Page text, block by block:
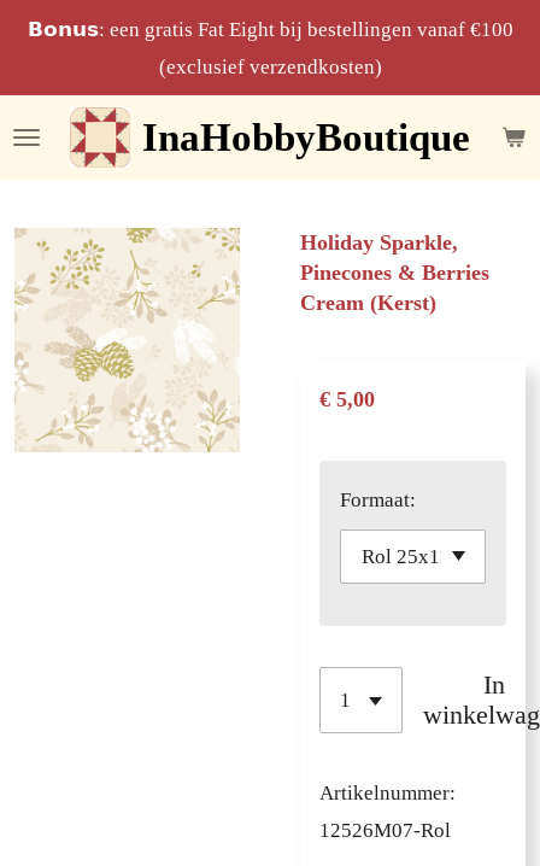
Ga
de
hoofdinhoud
InaHobbyBoutique
𝗕𝗼𝗻𝘂𝘀: een gratis Fat Eight bij bestellingen vanaf €100
(exclusief verzendkosten)
Holiday Sparkle,
Pinecones & Berries
Cream (Kerst)
€ 5,00
Formaat:
In
Artikelnummer:
12526M07-Rol